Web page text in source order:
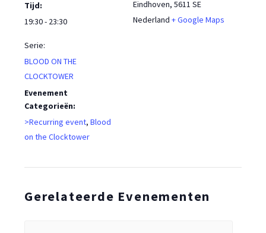
Tijd:
19:30 - 23:30
Serie:
BLOOD ON THE
CLOCKTOWER
Evenement
Categorieën:
>Recurring event, Blood
on the Clocktower
Eindhoven, 5611 SE
Nederland + Google Maps
Gerelateerde Evenementen